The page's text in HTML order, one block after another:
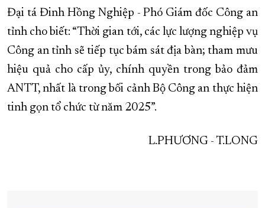
Đại tá Đinh Hồng Nghiệp - Phó Giám đốc Công an
tỉnh cho biết: “Thời gian tới, các lực lượng nghiệp vụ
Công an tỉnh sẽ tiếp tục bám sát địa bàn; tham mưu
hiệu quả cho cấp ủy, chính quyền trong bảo đảm
ANTT, nhất là trong bối cảnh Bộ Công an thực hiện
tinh gọn tổ chức từ năm 2025”.
L.PHƯƠNG - T.LONG